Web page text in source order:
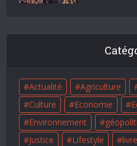
Actualité Agriculture
Culture
Economie
Environnement
Justice
Lifestyle livre